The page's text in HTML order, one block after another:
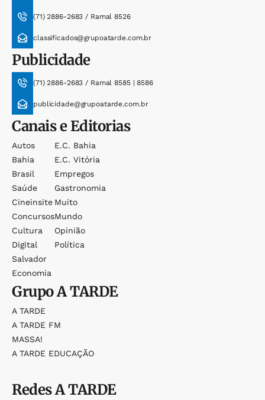
(71) 2886-2683 / Ramal 8526
classificados@grupoatarde.com.br
Publicidade
(71) 2886-2683 / Ramal 8585 | 8586
publicidade@grupoatarde.com.br
Canais e Editorias
Autos
Bahia
Brasil
Saúde
Cineinsite
Concursos
Cultura
Digital
Salvador
Economia
E.c. Bahia
E.c. Vitória
Empregos
Gastronomia
Muito
Mundo
Opinião
Política
GrupoA TARDE
A TARDE
A TARDE FM
MASSA!
A TARDE EDUCAÇÃO
RedesA TARDE